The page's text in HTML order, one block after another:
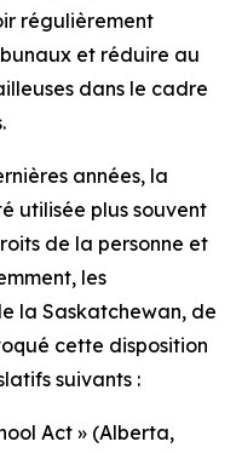
régulièrement
et réduire au
dans le cadre
années, la
utilisée plus souvent
de la personne et
les
la Saskatchewan, de
cette disposition
suivants :
Act » (Alberta,